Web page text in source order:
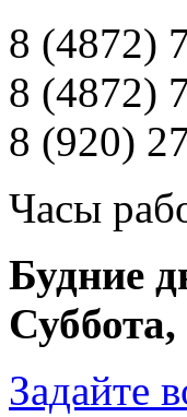
8 (4872)
8 (4872)
8 (920)
Часы
Будние
Задайте